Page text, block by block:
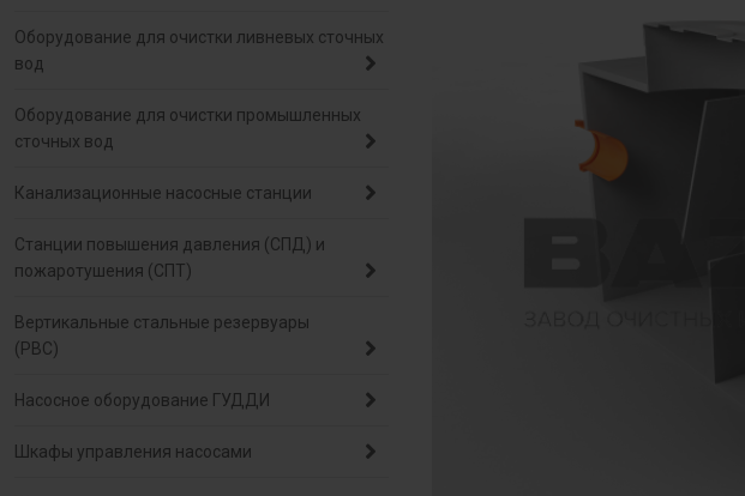
Оборудование для очистки ливневых сточных
вод
Оборудование для очистки промышленных
сточных вод
Канализационные насосные станции
Станции повышения давления (СПД) и
пожаротушения (СПТ)
Вертикальные стальные резервуары
(РВС)
Насосное оборудование ГУДДИ
Шкафы управления насосами